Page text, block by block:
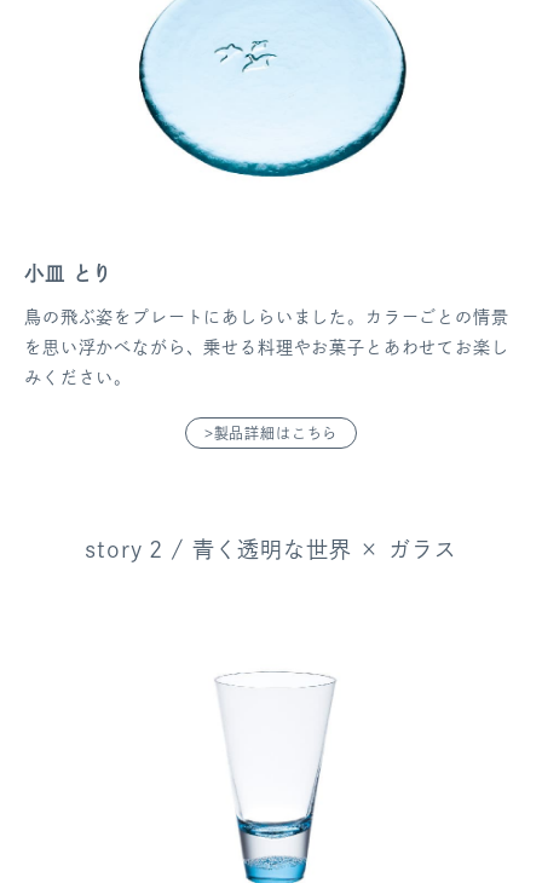
小皿 とり
鳥の飛ぶ姿をプレートにあしらいました。カラーごとの情景
を思い浮かべながら、乗せる料理やお菓子とあわせてお楽し
みください。
>製品詳細はこちら
story 2 / 青く透明な世界 × ガラス